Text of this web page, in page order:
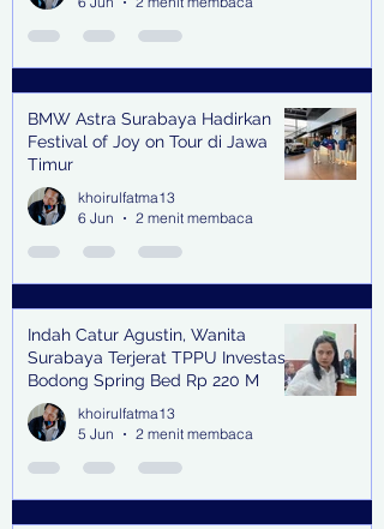
BMW Astra Surabaya Hadirkan
Festival of Joy on Tour di Jawa
Timur
khoirulfatma13
6 Jun
2 menit membaca
Indah Catur Agustin, Wanita
Surabaya Terjerat TPPU Investasi
Bodong Spring Bed Rp 220 M
khoirulfatma13
5 Jun
2 menit membaca